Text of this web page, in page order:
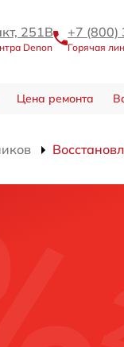
251В
Denon
+7
Горячая
Цена ремонта